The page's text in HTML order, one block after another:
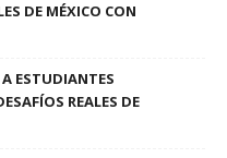
DE MÉXICO CON
A ESTUDIANTES
REALES DE